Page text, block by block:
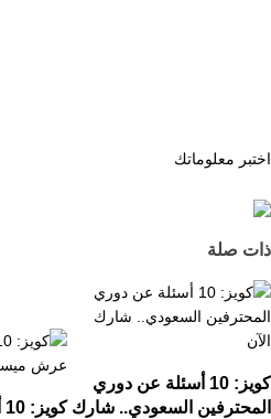
اختبر معلوماتك
ذات صلة
كويز: 10 أسئلة عن دوري
المحترفين السعودي.. شارك كويز: 10